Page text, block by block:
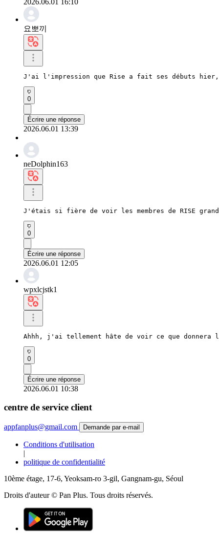
요뽀끼
J'ai l'impression que Rise a fait ses débuts
0
Écrire une réponse
2026.06.01 13:39
neDolphin163
J'étais si fière de voir les membres de RISE
0
Écrire une réponse
2026.06.01 12:05
wpxlcjstk1
Ahhh, j'ai tellement hâte de voir ce que
0
Écrire une réponse
2026.06.01 10:38
centre de service client
appfanplus@gmail.com Demande par e-mail
Conditions d'utilisation
|
politique de confidentialité
10ème étage, 17-6, Yeoksam-ro 3-gil, Gangnam-gu, Séoul
Droits d'auteur © Pan Plus. Tous droits réservés.